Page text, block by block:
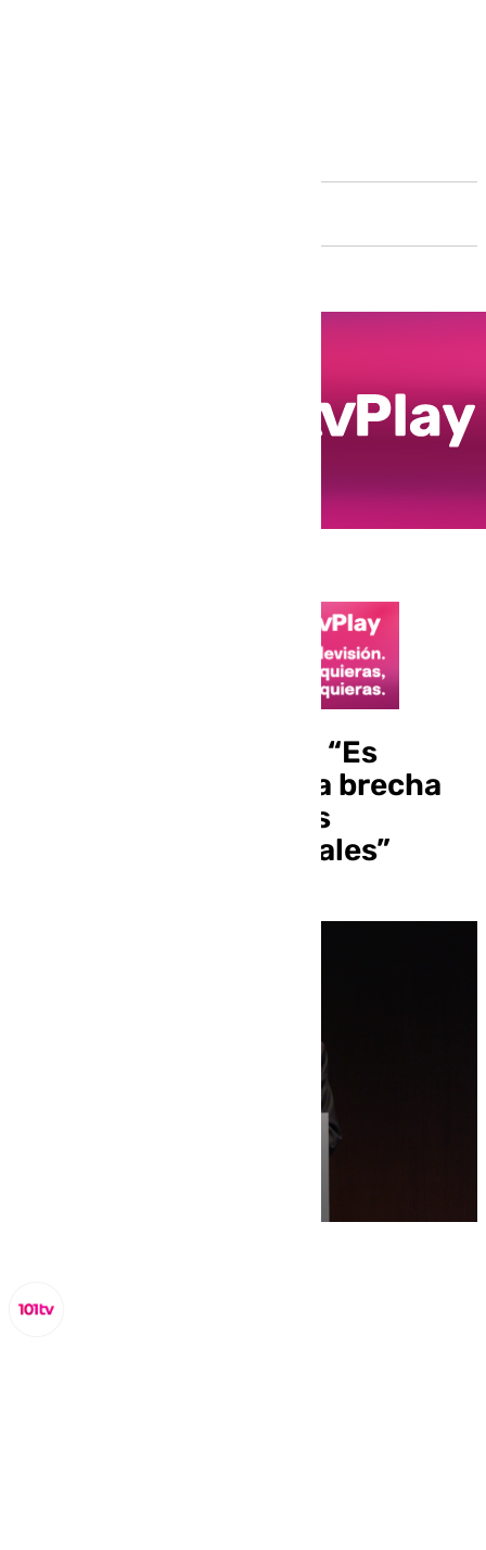
Francisco de la Torre: “Es
necesario disminuir la brecha
digital entre todas las
administraciones locales”